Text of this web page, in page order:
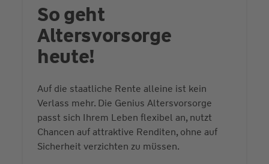
So geht
Altersvorsorge
heute!
Auf die staatliche Rente alleine ist kein
Verlass mehr. Die Genius Altersvorsorge
passt sich Ihrem Leben flexibel an, nutzt
Chancen auf attraktive Renditen, ohne auf
Sicherheit verzichten zu müssen.